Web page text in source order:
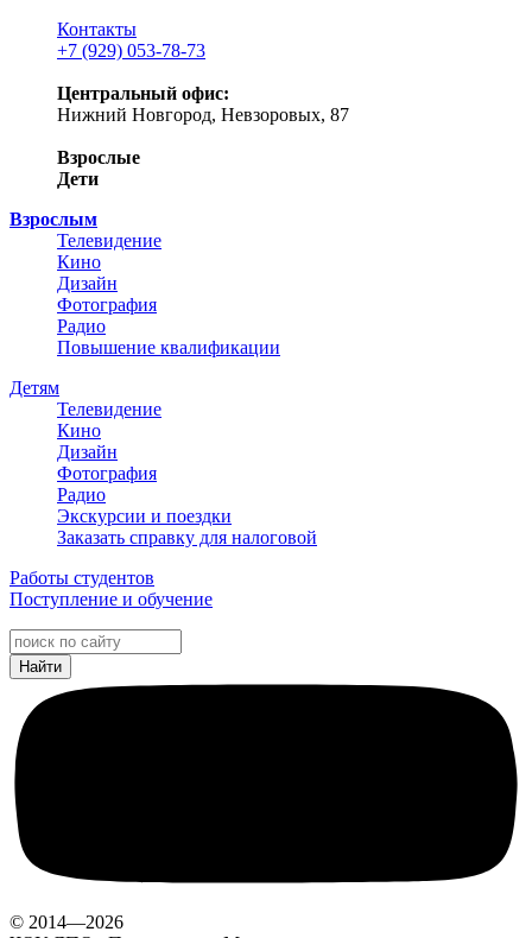
Контакты
+7 (929) 053-78-73
Центральный офис:
Нижний Новгород, Невзоровых, 87
Взрослые
Дети
Взрослым
Телевидение
Кино
Дизайн
Фотография
Радио
Повышение квалификации
Детям
Телевидение
Кино
Дизайн
Фотография
Радио
Экскурсии и поездки
Заказать справку для налоговой
Работы студентов
Поступление и обучение
© 2014—2026